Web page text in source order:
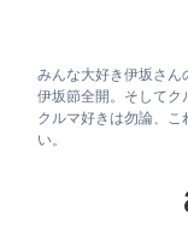
みんな大好き伊坂さん
伊坂節全開。そしてク
クルマ好きは勿論、
い。